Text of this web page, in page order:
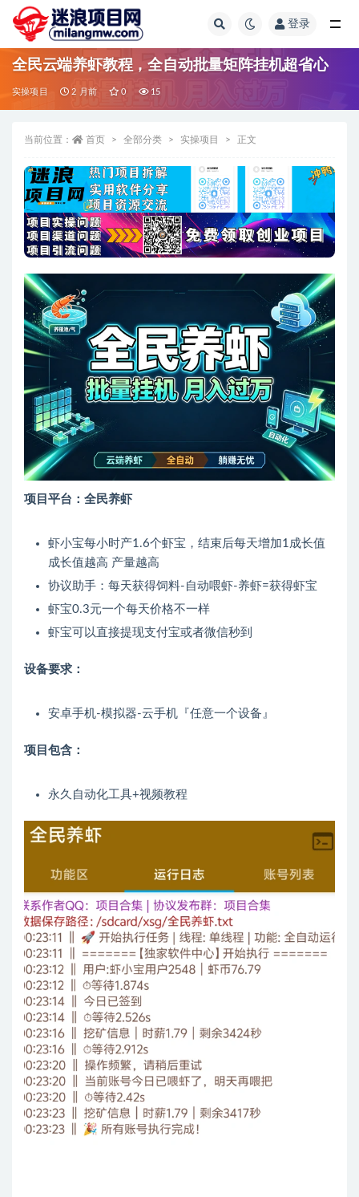
登录
全民云端养虾教程，全自动批量矩阵挂机超省心
实操项目 2 月前 0 15
当前位置： 首页 全部分类 实操项目 正文
项目平台：全民养虾
虾小宝每小时产1.6个虾宝，结束后每天增加1成长值
成长值越高 产量越高
协议助手：每天获得饲料-自动喂虾-养虾=获得虾宝
虾宝0.3元一个每天价格不一样
虾宝可以直接提现支付宝或者微信秒到
设备要求：
安卓手机-模拟器-云手机『任意一个设备』
项目包含：
永久自动化工具+视频教程
全部